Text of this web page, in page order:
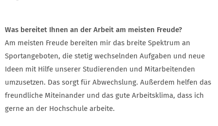
Was bereitet Ihnen an der Arbeit am meisten Freude?
Am meisten Freude bereiten mir das breite Spektrum an
Sportangeboten, die stetig wechselnden Aufgaben und neue
Ideen mit Hilfe unserer Studierenden und Mitarbeitenden
umzusetzen. Das sorgt für Abwechslung. Außerdem helfen das
freundliche Miteinander und das gute Arbeitsklima, dass ich
gerne an der Hochschule arbeite.